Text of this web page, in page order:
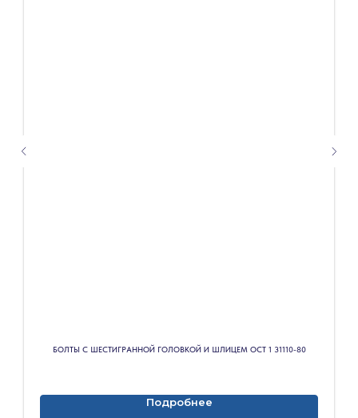
БОЛТЫ С ШЕСТИГРАННОЙ ГОЛОВКОЙ И ШЛИЦЕМ ОСТ 1 31110-80
Подробнее